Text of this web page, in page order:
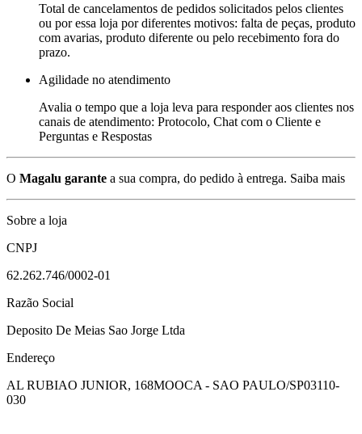
Total de cancelamentos de pedidos solicitados pelos clientes
ou por essa loja por diferentes motivos: falta de peças, produto
com avarias, produto diferente ou pelo recebimento fora do
prazo.
Agilidade no atendimento
Avalia o tempo que a loja leva para responder aos clientes nos
canais de atendimento: Protocolo, Chat com o Cliente e
Perguntas e Respostas
O Magalu garante a sua compra, do pedido à entrega. Saiba mais
Sobre a loja
CNPJ
62.262.746/0002-01
Razão Social
Deposito De Meias Sao Jorge Ltda
Endereço
AL RUBIAO JUNIOR, 168MOOCA - SAO PAULO/SP03110-
030